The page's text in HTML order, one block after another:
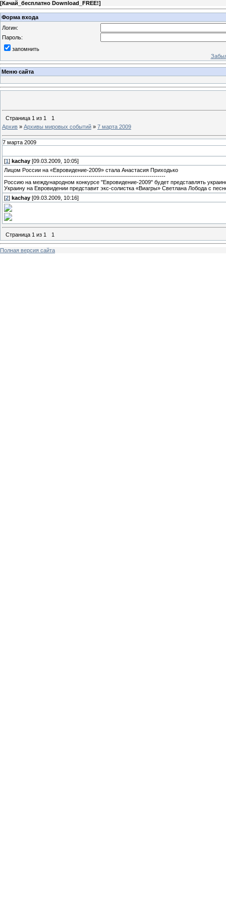
[Качай_бесплатно Download_FREE!]
Форма входа
Логин:
Пароль:
запомнить
Меню сайта
Страница 1 из 1
1
Архив » Архивы мировых событий » 7 марта 2009
7 марта 2009
[1 ] kachay [09.03.2009, 10:05]
Лицом России на «Евровидение-2009» стала Анастасия Приходько
--------------------------------------------------------------------------------
Россию на международном конкурсе "Евровидение-2009" будет представлять
Украину на Евровидении представит экс-солистка «Виагры» Светлана Лобода с
[2] kachay [09.03.2009, 10:16]
Страница 1 из 1 1
Полная версия сайта